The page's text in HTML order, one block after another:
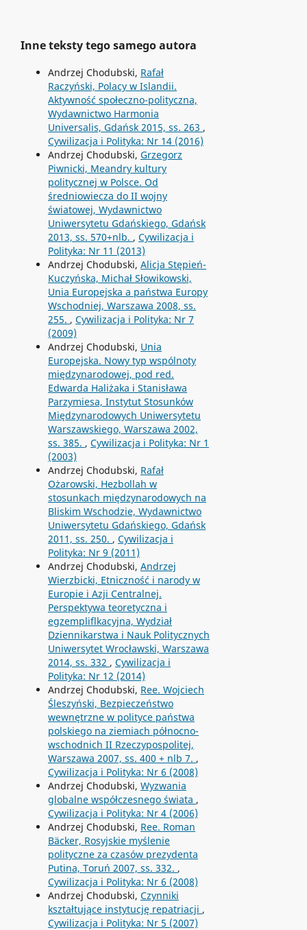
Inne teksty tego samego autora
Andrzej Chodubski, Rafał
Raczyński, Polacy w Islandii.
Aktywność społeczno-polityczna,
Wydawnictwo Harmonia
Universalis, Gdańsk 2015, ss. 263 ,
Cywilizacja i Polityka: Nr 14 (2016)
Andrzej Chodubski, Grzegorz
Piwnicki, Meandry kultury
politycznej w Polsce. Od
średniowiecza do II wojny
światowej, Wydawnictwo
Uniwersytetu Gdańskiego, Gdańsk
2013, ss. 570+nlb. , Cywilizacja i
Polityka: Nr 11 (2013)
Andrzej Chodubski, Alicja Stępień-
Kuczyńska, Michał Słowikowski,
Unia Europejska a państwa Europy
Wschodniej, Warszawa 2008, ss.
255. , Cywilizacja i Polityka: Nr 7
(2009)
Andrzej Chodubski, Unia
Europejska. Nowy typ wspólnoty
międzynarodowej, pod red.
Edwarda Haliżaka i Stanisława
Parzymiesa, Instytut Stosunków
Międzynarodowych Uniwersytetu
Warszawskiego, Warszawa 2002,
ss. 385. , Cywilizacja i Polityka: Nr 1
(2003)
Andrzej Chodubski, Rafał
Ożarowski, Hezbollah w
stosunkach międzynarodowych na
Bliskim Wschodzie, Wydawnictwo
Uniwersytetu Gdańskiego, Gdańsk
2011, ss. 250. , Cywilizacja i
Polityka: Nr 9 (2011)
Andrzej Chodubski, Andrzej
Wierzbicki, Etniczność i narody w
Europie i Azji Centralnej.
Perspektywa teoretyczna i
egzempliflkacyjna, Wydział
Dziennikarstwa i Nauk Politycznych
Uniwersytet Wrocławski, Warszawa
2014, ss. 332 , Cywilizacja i
Polityka: Nr 12 (2014)
Andrzej Chodubski, Ree. Wojciech
Śleszyński, Bezpieczeństwo
wewnętrzne w polityce państwa
polskiego na ziemiach północno-
wschodnich II Rzeczypospolitej,
Warszawa 2007, ss. 400 + nlb 7. ,
Cywilizacja i Polityka: Nr 6 (2008)
Andrzej Chodubski, Wyzwania
globalne współczesnego świata ,
Cywilizacja i Polityka: Nr 4 (2006)
Andrzej Chodubski, Ree. Roman
Bäcker, Rosyjskie myślenie
polityczne za czasów prezydenta
Putina, Toruń 2007, ss. 332. ,
Cywilizacja i Polityka: Nr 6 (2008)
Andrzej Chodubski, Czynniki
kształtujące instytucję repatriacji ,
Cywilizacja i Polityka: Nr 5 (2007)